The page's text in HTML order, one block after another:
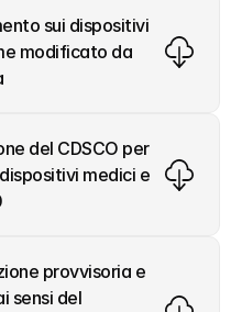
sui dispositivi
modificato da
del CDSCO per
medici e
provvisoria e
sensi del